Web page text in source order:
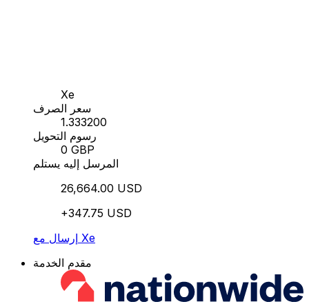
Xe
سعر الصرف
1.333200
رسوم التحويل
0 GBP
المرسل إليه يستلم
26,664.00 USD
+347.75 USD
إرسال مع Xe
مقدم الخدمة